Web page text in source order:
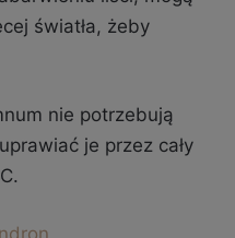
światła, żeby
nie potrzebują
je przez cały